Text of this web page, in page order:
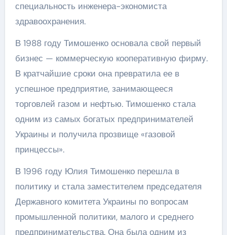
специальность инженера-экономиста
здравоохранения.
В 1988 году Тимошенко основала свой первый
бизнес — коммерческую кооперативную фирму.
В кратчайшие сроки она превратила ее в
успешное предприятие, занимающееся
торговлей газом и нефтью. Тимошенко стала
одним из самых богатых предпринимателей
Украины и получила прозвище «газовой
принцессы».
В 1996 году Юлия Тимошенко перешла в
политику и стала заместителем председателя
Державного комитета Украины по вопросам
промышленной политики, малого и среднего
предпринимательства. Она была одним из